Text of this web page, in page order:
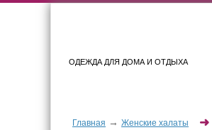
ОДЕЖДА ДЛЯ ДОМА И ОТДЫХА
Главная → Женские халаты ➜